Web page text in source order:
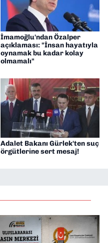
İmamoğlu'ndan Özalper
açıklaması: "İnsan hayatıyla
oynamak bu kadar kolay
olmamalı"
Adalet Bakanı Gürlek'ten suç
örgütlerine sert mesaj!